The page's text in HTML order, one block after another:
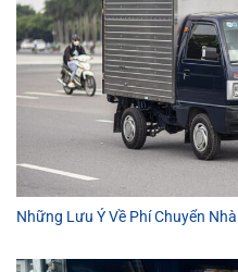
Những Lưu Ý Về Phí Chuyển